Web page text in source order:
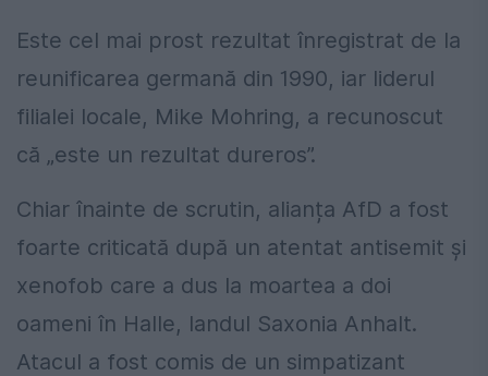
Este cel mai prost rezultat înregistrat de la
reunificarea germană din 1990, iar liderul
filialei locale, Mike Mohring, a recunoscut
că „este un rezultat dureros”.
Chiar înainte de scrutin, alianța AfD a fost
foarte criticată după un atentat antisemit şi
xenofob care a dus la moartea a doi
oameni în Halle, landul Saxonia Anhalt.
Atacul a fost comis de un simpatizant